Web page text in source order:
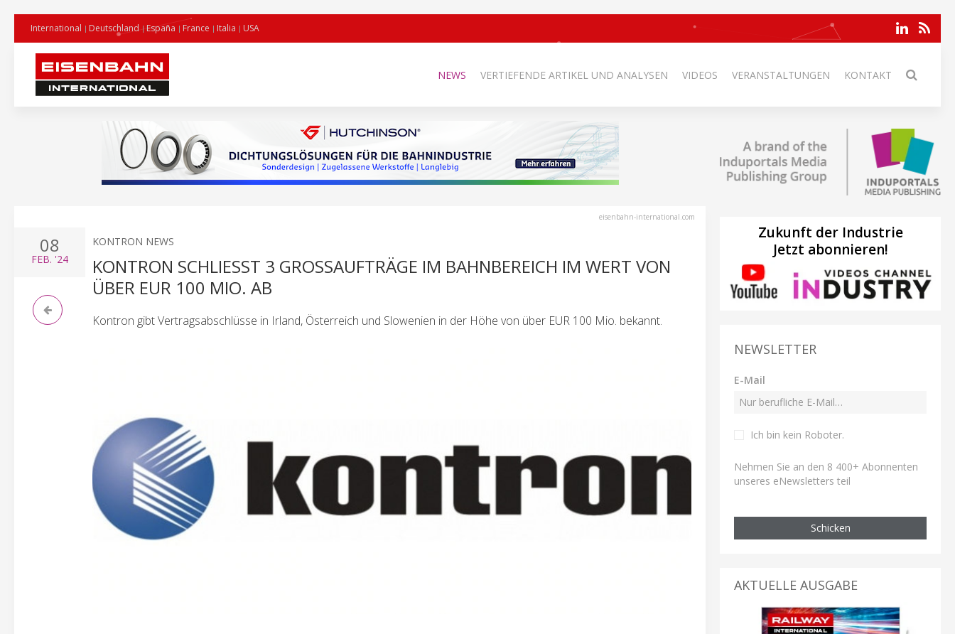
International Deutschland España France Italia USA
NEWS VERTIEFENDE ARTIKEL UND ANALYSEN VIDEOS VERANSTALTUNGEN KONTAKT
eisenbahn-international.com
08
FEB. '24
KONTRON NEWS
KONTRON SCHLIESST 3 GROSSAUFTRÄGE IM BAHNBEREICH IM WERT VON ÜB
ER EUR 100 MIO. AB
Kontron gibt Vertragsabschlüsse in Irland, Österreich und Slowenien in der Höhe von über EUR 100 Mio. bekannt.
Zukunft der Industrie
Jetzt abonnieren!
NEWSLETTER
E-Mail
Ich bin kein Roboter.
Nehmen Sie an den 8 400+ Abonnenten
unseres eNewsletters teil
Schicken
AKTUELLE AUSGABE